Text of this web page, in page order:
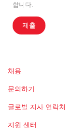
합니다.
제출
채용
문의하기
글로벌 지사 연락처
지원 센터